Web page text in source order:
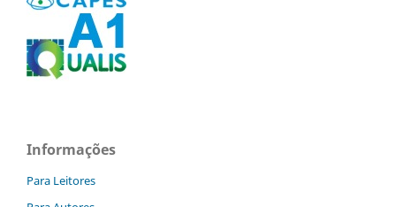
Informações
Para Leitores